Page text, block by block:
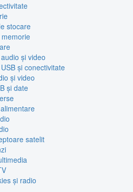
stocare
și video
și conectivitate
și video
și date
satelit
și radio